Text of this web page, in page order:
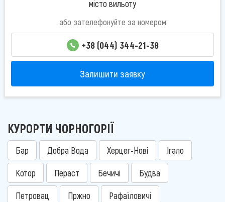
місто вильоту
або зателефонуйте за номером
+38 (044) 344-21-38
Залишити заявку
КУРОРТИ ЧОРНОГОРІЇ
Бар Добра Вода Херцег-Нові Ігало
Котор Пераст Бечичі Будва
Петровац Пржно Рафаїловичі